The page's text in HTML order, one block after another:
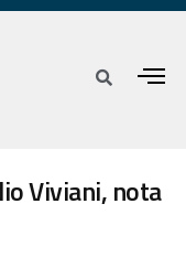
Viviani, nota